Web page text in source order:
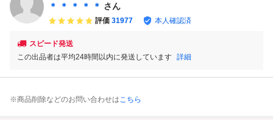
＊ ＊ ＊ ＊ ＊ さん
評価 31977 本人確認済
スピード発送
この出品者は平均24時間以内に発送しています 詳細
※商品削除などのお問い合わせはこちら